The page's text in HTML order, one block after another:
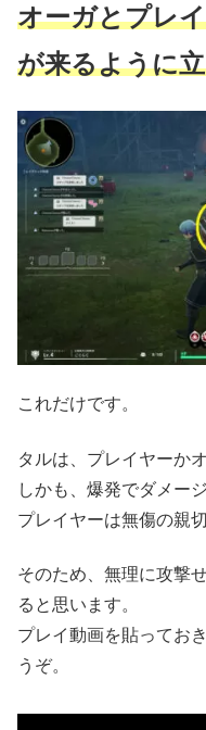
オーガとプレ
が来るように
これだけです。
タルは、プレイヤーか
しかも、爆発でダメー
プレイヤーは無傷の親
そのため、無理に攻撃
ると思います。
プレイ動画を貼ってお
うぞ。